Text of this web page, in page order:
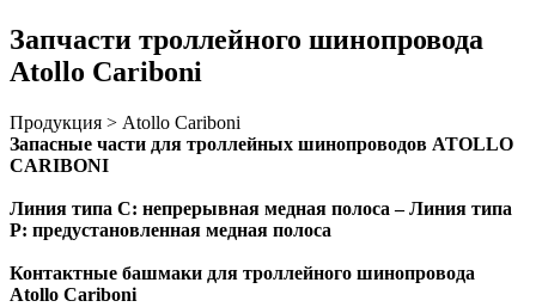
Запчасти троллейного шинопровода
Atollo Cariboni
Продукция > Atollo Cariboni
Запасные части для троллейных шинопроводов ATOLLO
CARIBONI
Линия типа C: непрерывная медная полоса – Линия типа
P: предустановленная медная полоса
Контактные башмаки для троллейного шинопровода
Atollo Cariboni